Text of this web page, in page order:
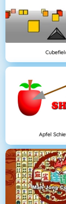
Apfel